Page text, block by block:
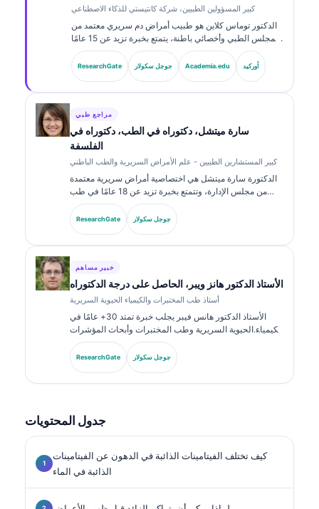
كبير المسؤولين الطبيين، شركة كانتيستي للذكاء الاصطناعي
الدكتور توماس كلاين هو طبيب أمراض دم سريري معتمد من
المجلس الطبي وأخصائي باطنة، يتمتع بخبرة تزيد عن 15 عامًا
في طب المختبرات والتحليل السريري المدعوم بالذكاء
الاصطناعي. بصفته كبير مسؤولي الشؤون الطبية في
Kantesti AI، يوفّر إشرافًا سريريًا على دقة المعلومات الطبية
ResearchGate جوجل سكولار Academia.edu أوركيد
مراجع طبي
سارة ميتشل، دكتوراه في الطب، دكتوراه في
الفلسفة
كبير المستشارين الطبيين - علم الأمراض السريرية والطب الباطني
الدكتورة سارة ميتشل هي اختصاصية أمراض سريرية معتمدة
من مجلس الإدارة، وتتمتع بخبرة تزيد عن 18 عامًا في طب
المختبرات والتحليل التشخيصي. تحمل شهادات تخصص في
الكيمياء السريرية، ونشرت على نطاق واسع حول لوحات
ResearchGate جوجل سكولار
خبير مساهم
الأستاذ الدكتور هانز ويبر، الحاصل على درجة الدكتوراه
أستاذ طب المختبرات والكيمياء الحيوية السريرية
الأستاذ الدكتور هانس فيبر يجلب خبرة تمتد 30+ عامًا في
الكيمياء الحيوية السريرية وطب المختبرات وأبحاث المؤشرات
الحيوية. بصفته الرئيس السابق للجمعية الألمانية للكيمياء
السريرية، يتخصص في تحليل لوحات التشخيص، وتوحيد
المؤشرات الحيوية، والطب المخبري المدعوم بالذكاء
ResearchGate جوجل سكولار
جدول المحتويات
كيف تختلف الفيتامينات الذائبة في الدهون عن الفيتامينات
الذائبة في الماء